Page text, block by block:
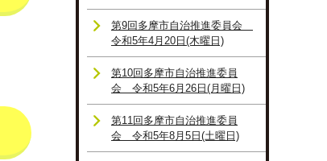
第9回多摩市自治推進委員会
令和5年4月20日(木曜日)
第10回多摩市自治推進委員
会 令和5年6月26日(月曜日)
第11回多摩市自治推進委員
会 令和5年8月5日(土曜日)